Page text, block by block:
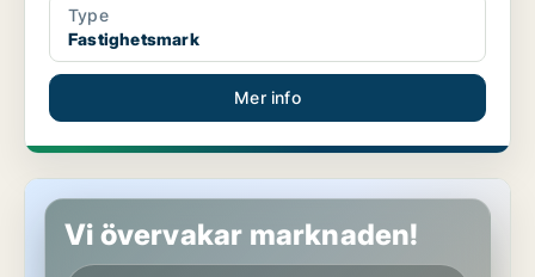
Type
Fastighetsmark
Mer info
Fastighetsmark i Götene, Källby
Vi övervakar marknaden!